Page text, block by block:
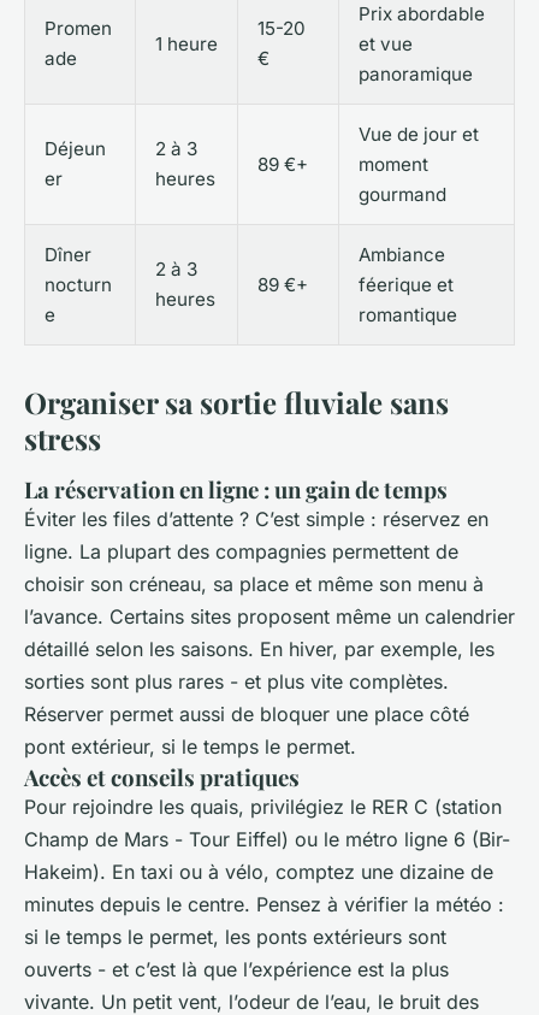
Promen
ade
1 heure
15-20
€
Prix abordable
et vue
panoramique
Déjeun
er
2 à 3
heures
89 €+
Vue de jour et
moment
gourmand
Dîner
nocturn
e
2 à 3
heures
89 €+
Ambiance
féerique et
romantique
Organiser sa sortie fluviale sans
stress
La réservation en ligne : un gain de temps
Éviter les files d’attente ? C’est simple : réservez en
ligne. La plupart des compagnies permettent de
choisir son créneau, sa place et même son menu à
l’avance. Certains sites proposent même un calendrier
détaillé selon les saisons. En hiver, par exemple, les
sorties sont plus rares - et plus vite complètes.
Réserver permet aussi de bloquer une place côté
pont extérieur, si le temps le permet.
Accès et conseils pratiques
Pour rejoindre les quais, privilégiez le RER C (station
Champ de Mars - Tour Eiffel) ou le métro ligne 6 (Bir-
Hakeim). En taxi ou à vélo, comptez une dizaine de
minutes depuis le centre. Pensez à vérifier la météo :
si le temps le permet, les ponts extérieurs sont
ouverts - et c’est là que l’expérience est la plus
vivante. Un petit vent, l’odeur de l’eau, le bruit des